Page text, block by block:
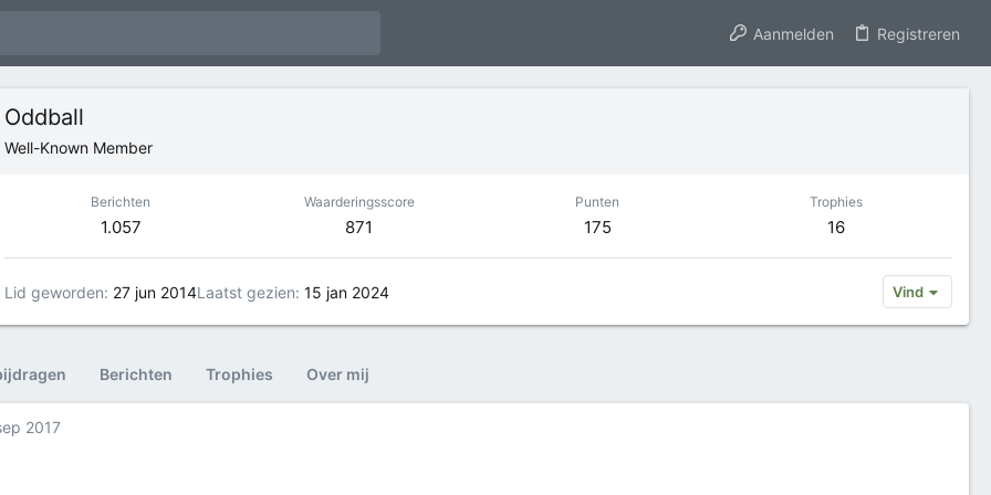
Aanmelden Registreren
Oddball
Well-Known Member
Berichten
1.057
Waarderingsscore
871
Punten
175
Trophies
16
Lid geworden 27 jun 2014Laatst gezien 15 jan 2024 Vind
Berichten Trophies Over mij
2017